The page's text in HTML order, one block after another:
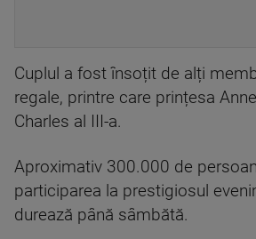
Cuplul a fost însoțit de alți
regale, printre care prințesa
Charles al III-a.
Aproximativ 300.000 de
participarea la prestigiosul
durează până sâmbătă.